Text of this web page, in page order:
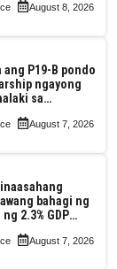
P.A. Alvarez
August 8, 2026
ang P19-B pondo
ngayong
sa
August 7, 2026
bahagi ng
2.3% GDP
publicAugust 7, 2026